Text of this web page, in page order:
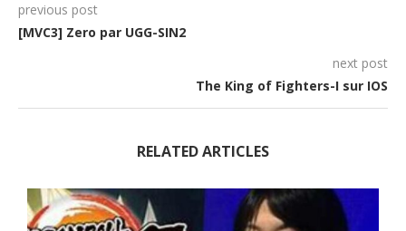
previous post
[MVC3] Zero par UGG-SIN2
next post
The King of Fighters-I sur IOS
RELATED ARTICLES